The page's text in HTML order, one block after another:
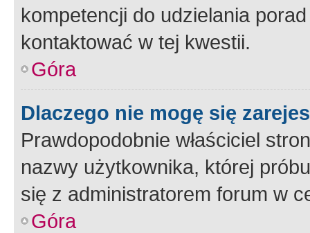
kompetencji do udzielania
kontaktować w tej kwestii.
Góra
Dlaczego nie mogę się
Prawdopodobnie właściciel
nazwy użytkownika, której
się z administratorem forum w
Góra